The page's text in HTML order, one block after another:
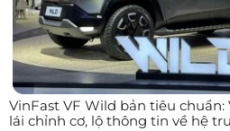
VinFast VF Wild bản tiêu chuẩn:
lái chỉnh cơ, lộ thông tin về hệ